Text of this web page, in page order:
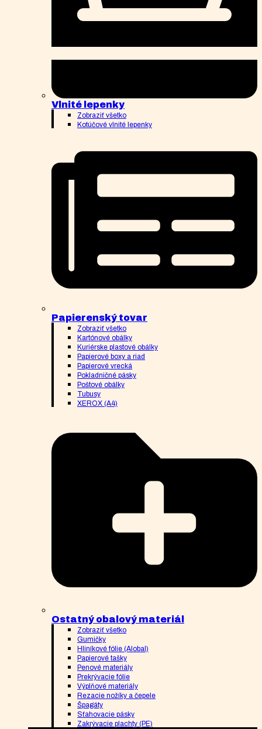
Vlnité lepenky
Zobraziť všetko
Kotúčové vlnité lepenky
Papierenský tovar
Zobraziť všetko
Kartónové obálky
Kuriérske plastové obálky
Papierové boxy a riad
Papierové vrecká
Pokladničné pásky
Poštové obálky
Tubusy
XEROX (A4)
Ostatný obalový materiál
Zobraziť všetko
Gumičky
Hliníkové fólie (Alobal)
Papierové tašky
Penové materiály
Prekrývacie fólie
Výplňové materiály
Rezacie nožíky a čepele
Špagáty
Sťahovacie pásky
Zakrývacie plachty (PE)